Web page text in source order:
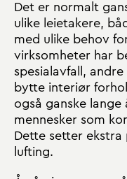
Det er normalt
ulike leietakere,
med ulike behov
virksomheter har
spesialavfall,
bytte interiør
også ganske
mennesker som
Dette setter ekstra
lufting.